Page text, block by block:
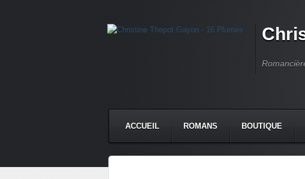
ACCUEIL ROMANS BOUTIQUE